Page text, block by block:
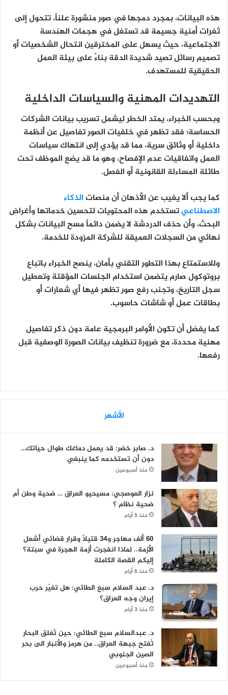
هذه البيانات، بمجرد دمجها في صور منشورة علناً، تتحول إلى
ثغرات أمنية جسيمة قد تستغل في هجمات الهندسة
الاجتماعية، حيث يسهل على المخترقين انتحال الشخصيات أو
تصميم رسائل تصيد شديدة الدقة بناءً على بيئة العمل
الحقيقية للمستهدف.
التهديدات المهنية والسياسات الداخلية
وبحسب الخبراء، يمتد الخطر ليشمل تسريب بيانات الشركات
الحساسة؛ فقد تظهر في خلفيات الصور تفاصيل عن أنظمة
داخلية أو وثائق سرية، مما قد يؤدي إلى انتهاك سياسات
العمل واتفاقيات عدم الإفصاح، وهو ما قد يضع الموظف تحت
طائلة المساءلة القانونية أو الفصل.
كما يجب ألا يغيب عن الأذهان أن منصاتالذكاء
الاصطناعيتستخدم هذه المحتويات لتحسين خدماتها وأغراض
البحث، وأن حذف الدردشة لا يضمن دائماً مسح البيانات بشكل
نهائي من السجلات العميقة للشركة المزودة للخدمة.
وللاستمتاع بهذا التطور التقني بأمان، ينصح الخبراء باتباع
بروتوكول صارم يتضمن استخدام الجلسات المؤقتة وتعطيل
سجل التاريخ، وتجنب رفع صور تظهر فيها أي شعارات أو
بطاقات عمل أو شاشات حاسوب.
كما يفضل أن تكون الأوامر البرمجية عامة دون ذكر تفاصيل
مهنية محددة، مع ضرورة تنظيف بيانات الصورة الوصفية قبل
رفعها.
الأشهر
د. صابر خضر: قد يعمل دماغك طوال حياتك…
دون أن تستخدمه كما ينبغي
منذ أسبوعين
نزار العوصجي: مسيحيو العراق … ضحية وطن أم
ضحية نظام ؟
منذ 5 أيام
60 ألف مهاجر و34 قتيلاً وقرار قضائي أشعل
الأزمة.. لماذا انفجرت أزمة الهجرة في سبتة؟
إليكم القصة الكاملة
منذ 6 أيام
د. عبد السلام سبع الطائي: هل تغيّر حرب
إيران وجه العراق؟
منذ 3 أيام
د. عبدالسلام سبع الطائي: حين تُغلق البحار
تُفتح جبهة العراق.. من هرمز والأنبار الى بحر
الصين الجنوبي
منذ أسبوعين